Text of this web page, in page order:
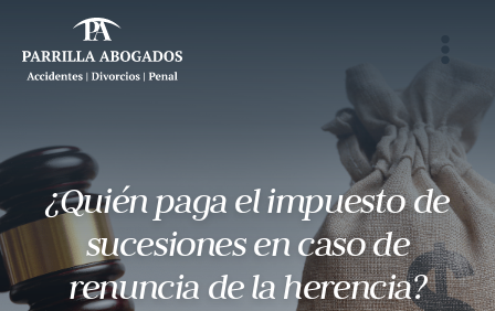
¿Quién paga el impuesto de
sucesiones en caso de
renuncia de la herencia?